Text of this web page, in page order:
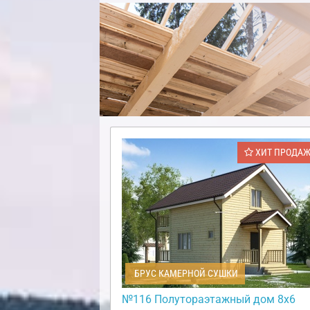
ХИТ ПРОДАЖ
БРУС КАМЕРНОЙ СУШКИ
№116 Полутораэтажный дом 8х6